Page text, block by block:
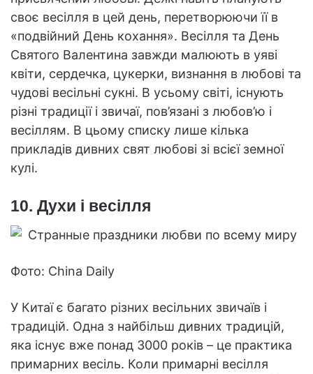
своє весілля в цей день, перетворюючи її в
«подвійний День кохання». Весілля та День
Святого Валентина завжди малюють в уяві
квіти, сердечка, цукерки, визнання в любові та
чудові весільні сукні. В усьому світі, існують
різні традиції і звичаї, пов’язані з любов’ю і
весіллям. В цьому списку лише кілька
прикладів дивних свят любові зі всієї земної
кулі.
10. Духи і весілля
Фото: China Daily
У Китаї є багато різних весільних звичаїв і
традицій. Одна з найбільш дивних традицій,
яка існує вже понад 3000 років – це практика
примарних весіль. Коли примарні весілля